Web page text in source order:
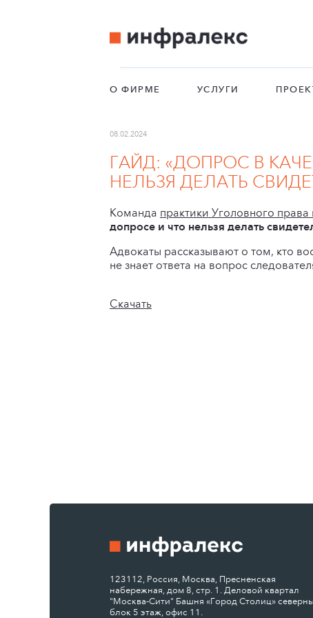
О ФИРМЕ УСЛУГИ
08.02.2024
ГАЙД: «ДОПРОС В
НЕЛЬЗЯ ДЕЛАТЬ
Команда практики Уголовного права
допросе и что нельзя делать
Адвокаты рассказывают о том, кто
не знает ответа на вопрос
Скачать
123112, Россия, Москва, Пресненская
набережная, дом 8, стр. 1. Деловой квартал
"Москва-Сити" Башня «Город Столиц»
блок 5 этаж, офис 11.